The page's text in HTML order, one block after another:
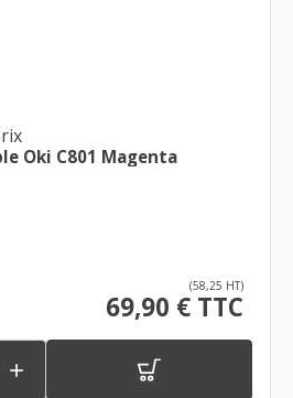
Oki C801 Magenta
(58,25 HT)
69,90 € TTC
